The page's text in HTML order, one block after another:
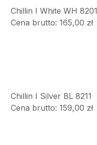
Chillin I White WH 8201
Cena brutto: 165,00 zł
Chillin I Silver BL 8211
Cena brutto: 159,00 zł